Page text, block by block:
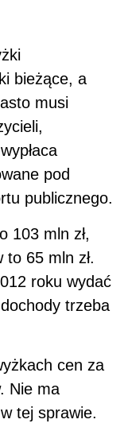
bieżące, a
musi
pod
publicznego.
103 mln zł,
65 mln zł.
roku wydać
trzeba
cen za
Nie ma
tej sprawie.